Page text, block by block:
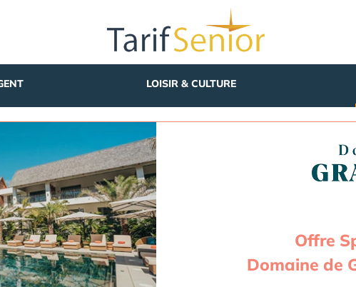
LOISIR & CULTURE
Offre
Domaine de